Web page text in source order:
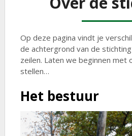
Op deze pagina vindt je
de achtergrond van de
zeilen. Laten we beginnen met
stellen…
Het bestuur